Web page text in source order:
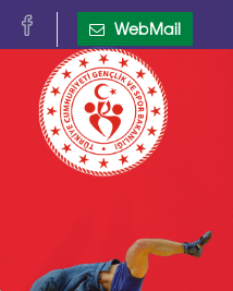
WebMail